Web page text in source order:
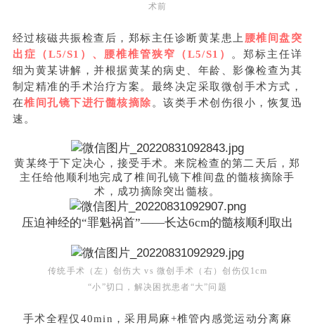
术前
经过核磁共振检查后，郑标主任诊断黄某患上 腰椎间盘突
出症（L5/S1）、腰椎椎管狭窄（L5/S1）
。郑标主任详
细为黄某讲解，并根据黄某的病史、年龄、影像检查为其
制定精准的手术治疗方案。最终决定采取微创手术方式，
在椎间孔镜下进行髓核摘除 。该类手术创伤很小，恢复迅
速。
黄某终于下定决心，接受手术。来院检查的第二天后，郑
主任给他顺利地完成了椎间孔镜下椎间盘的髓核摘除手
术，成功摘除突出髓核。
压迫神经的“罪魁祸首”——长达6cm的髓核顺利取出
传统手术（左）创伤大 vs 微创手术（右）创伤仅1cm
“小”切口，解决困扰患者“大”问题
手术全程仅40min，采用局麻+椎管内感觉运动分离麻